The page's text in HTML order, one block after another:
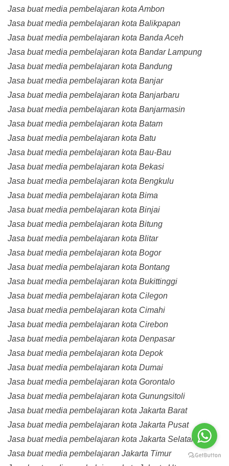
Jasa buat media pembelajaran kota Ambon
Jasa buat media pembelajaran kota Balikpapan
Jasa buat media pembelajaran kota Banda Aceh
Jasa buat media pembelajaran kota Bandar Lampung
Jasa buat media pembelajaran kota Bandung
Jasa buat media pembelajaran kota Banjar
Jasa buat media pembelajaran kota Banjarbaru
Jasa buat media pembelajaran kota Banjarmasin
Jasa buat media pembelajaran kota Batam
Jasa buat media pembelajaran kota Batu
Jasa buat media pembelajaran kota Bau-Bau
Jasa buat media pembelajaran kota Bekasi
Jasa buat media pembelajaran kota Bengkulu
Jasa buat media pembelajaran kota Bima
Jasa buat media pembelajaran kota Binjai
Jasa buat media pembelajaran kota Bitung
Jasa buat media pembelajaran kota Blitar
Jasa buat media pembelajaran kota Bogor
Jasa buat media pembelajaran kota Bontang
Jasa buat media pembelajaran kota Bukittinggi
Jasa buat media pembelajaran kota Cilegon
Jasa buat media pembelajaran kota Cimahi
Jasa buat media pembelajaran kota Cirebon
Jasa buat media pembelajaran kota Denpasar
Jasa buat media pembelajaran kota Depok
Jasa buat media pembelajaran kota Dumai
Jasa buat media pembelajaran kota Gorontalo
Jasa buat media pembelajaran kota Gunungsitoli
Jasa buat media pembelajaran kota Jakarta Barat
Jasa buat media pembelajaran kota Jakarta Pusat
Jasa buat media pembelajaran kota Jakarta Selatan
Jasa buat media pembelajaran Jakarta Timur